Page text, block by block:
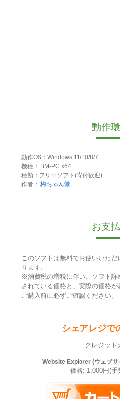
動作
動作OS：Windows 11/10/8/7
機種：IBM-PC x64
種類：フリーソフト(寄付歓迎)
作者： 梅ちゃん堂
お支
このソフトは無料でお使いいた
ります。
※消費税の増税に伴い、ソフト詳
されている価格と、実際の価格が
ご購入前に必ずご確認ください。
シェアレジで
クレジット
Website Explorer (ウェブサ
価格: 1,000円(手